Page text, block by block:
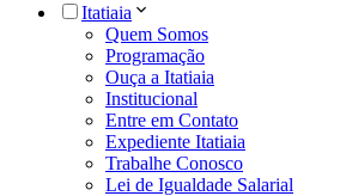
Itatiaia
Quem Somos
Programação
Ouça a Itatiaia
Institucional
Entre em Contato
Expediente Itatiaia
Trabalhe Conosco
Lei de Igualdade Salarial